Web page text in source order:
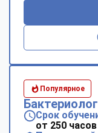
Популярное
Срок
от 250 часов